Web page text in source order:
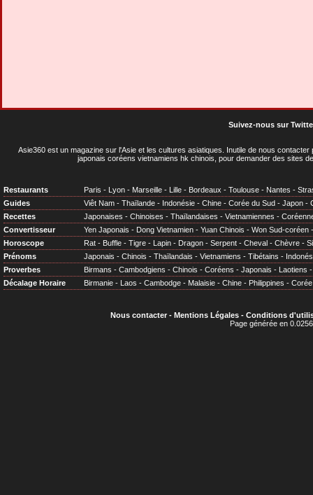
Suivez-nous sur
Asie360 est un magazine sur l'Asie et les cultures asiatiques . Inutile de nous
japonais coréens vietnamiens hk chinois, pour demander des sites
Restaurants Paris - Lyon - Marseille - Lille - Bordeaux - Toulouse - Nantes -
Guides
Viêt Nam - Thaïlande - Indonésie - Chine - Corée du Sud - Japon -
Recettes
Japonaises - Chinoises - Thaïlandaises - Vietnamiennes -
Convertisseur
Yen Japonais - Dong Vietnamien - Yuan Chinois - Won Sud-coréen
Horoscope
Rat - Buffle - Tigre - Lapin - Dragon - Serpent - Cheval - Chèvre -
Prénoms
Japonais - Chinois - Thaïlandais - Vietnamiens - Tibétains -
Proverbes
Birmans - Cambodgiens - Chinois - Coréens - Japonais - Laotiens
Décalage Horaire
Birmanie - Laos - Cambodge - Malaisie - Chine - Philippines - Corée
Nous contacter- Mentions Légales- Conditions
Page générée en